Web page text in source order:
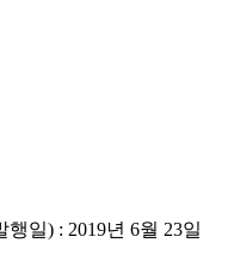
일) : 2019년 6월 23일